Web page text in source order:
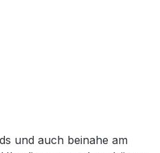
und auch beinahe am